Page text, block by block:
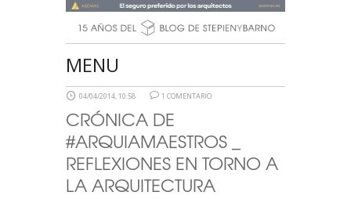
MENU
04/04/2014, 10:58 1 COMENTARIO
CRÓNICA DE
#ARQUIAMAESTROS _
REFLEXIONES EN TORNO A
LA ARQUITECTURA